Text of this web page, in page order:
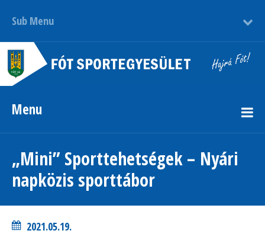
Sub Menu
Menu
„Mini” Sporttehetségek – Nyári
napközis sporttábor
2021.05.19.